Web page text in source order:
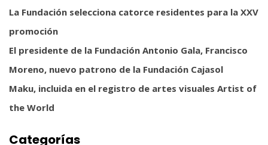
La Fundación selecciona catorce residentes para la XXV
promoción
El presidente de la Fundación Antonio Gala, Francisco
Moreno, nuevo patrono de la Fundación Cajasol
Maku, incluida en el registro de artes visuales Artist of
the World
Categorías